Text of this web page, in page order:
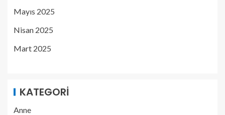
Mayıs 2025
Nisan 2025
Mart 2025
KATEGORI
Anne